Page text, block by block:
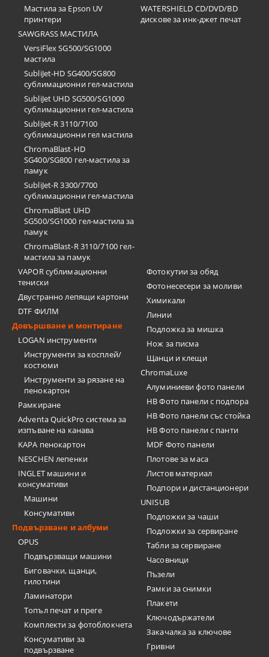
Мастила за Epson UV
принтери
SAWGRASS МАСТИЛА
VersiFlex SG500/SG1000
мастила
SubliJet-HD SG400/SG800
сублимационни гел-мастила
SubliJet UHD SG500/SG1000
сублимационни гел-мастила
SubliJet-R 3110/7100
сублимационни гел мастила
ChromaBlast-HD
SG400/SG800 гел-мастила за
памук
SubliJet-R 3300/7700
сублимационни гел-мастила
ChromaBlast UHD
SG500/SG1000 гел-мастила за
памук
ChromaBlast-R 3110/7100 гел-
мастила за памук
WATERSHIELD CD/DVD/BD
дискове за инк-джет печат
VAPOR сублимационни
тениски
Двустранно лепящи картони
DTF ФИЛМ
Довършване и монтиране
LOGAN инструменти
Инструменти за косплей/
костюми
Инструменти за рязане на
пенокартон
Рамкиране
Adventa QuickPro система за
изпъване на канава
KAPA пенокартон
NESCHEN лепенки
INGLET машини и
консумативи
Машини
Консумативи
Подвързване и албуми
OPUS
Подвързващи машини
Биговачки, щанци,
гилотини
Ламинатори
Топъл печат и преге
Комплекти за фотоблокчета
Консумативи за
подвързване
Фотокутии за обяд
Фотонесесери за моливи
Химикали
Линии
Подложка за мишка
Нож за писма
Щанци и клещи
ChromaLuxe
Алуминиеви фото панели
HB Фото панели с подпора
HB Фото панели със стойка
HB Фото панели с панти
MDF Фото панели
Плотове за маса
Листов материал
Подпори и дистанционери
UNISUB
Подложки за чаши
Подложки за сервиране
Табли за сервиране
Часовници
Пъзели
Рамки за снимки
Плакети
Ключодържатели
Закачалка за ключове
Гривни